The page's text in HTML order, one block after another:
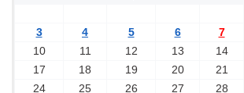
3
4 5 6 7
10
11 12 13 14
17
18 19 20 21
24
25 26 27 28